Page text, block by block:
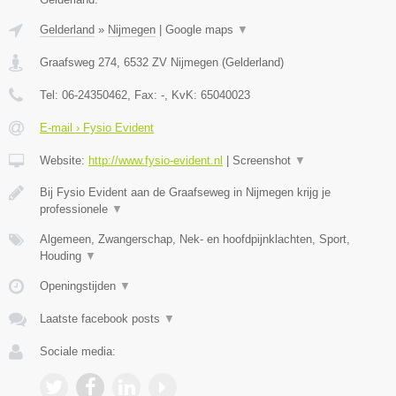
Gelderland » Nijmegen | Google maps ▼
Graafsweg 274 6532 ZV Nijmegen (Gelderland)
Tel: 06-24350462 , Fax: - , KvK: 65040023
E-mail › Fysio Evident
Website: http://www.fysio-evident.nl | Screenshot ▼
Bij Fysio Evident aan de Graafseweg in Nijmegen krijg je
professionele ▼
Algemeen, Zwangerschap, Nek- en hoofdpijnklachten, Sport,
Houding ▼
Openingstijden ▼
Laatste facebook posts ▼
Sociale media: